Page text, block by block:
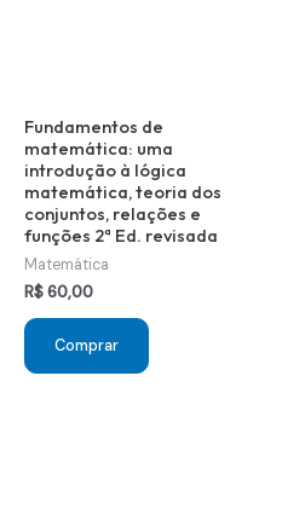
Fundamentos de
matemática: uma
introdução à lógica
matemática, teoria dos
conjuntos, relações e
funções 2ª Ed. revisada
Matemática
R$60,00
Comprar